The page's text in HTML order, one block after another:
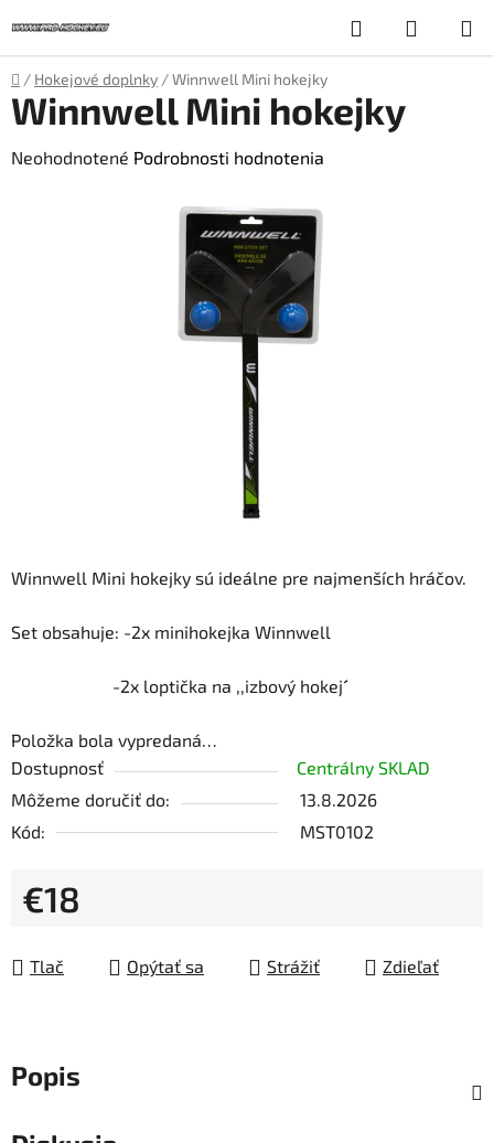
na
obsah
Hľadať
KOŠÍK
Domov
/ Hokejové doplnky /Winnwell Mini hokejky
Winnwell Mini hokejky sú ideálne pre najmenších hráčov.
Set obsahuje: -2x minihokejka Winnwell
-2x loptička na ,,izbový hokej´´
Položka bola vypredaná…
Dostupnosť
Centrálny SKLAD
Môžeme doručiť do:
13.8.2026
Kód:
MST0102
€18
Tlač
Opýtať sa Strážiť Zdieľať
Winnwell Mini hokejky
Priemerné
Neohodnotené Podrobnosti hodnotenia
Popis